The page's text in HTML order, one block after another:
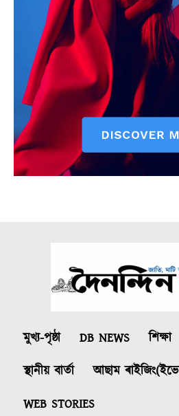
মুখ্য-পৃষ্ঠা DB NEWS শিক্ষা
স্থানীয় বাৰ্তা
আছাম
WEB STORIES